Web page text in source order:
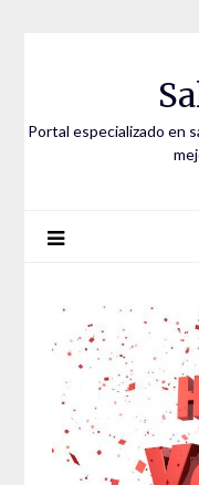
Portal especializado en